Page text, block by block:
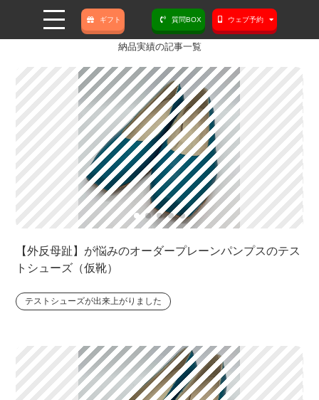
ギフト 質問BOX ウェブ予約
納品実績の記事一覧
【外反母趾】が悩みのオーダープレーンパンプスのテス
トシューズ（仮靴）
テストシューズが出来上がりました